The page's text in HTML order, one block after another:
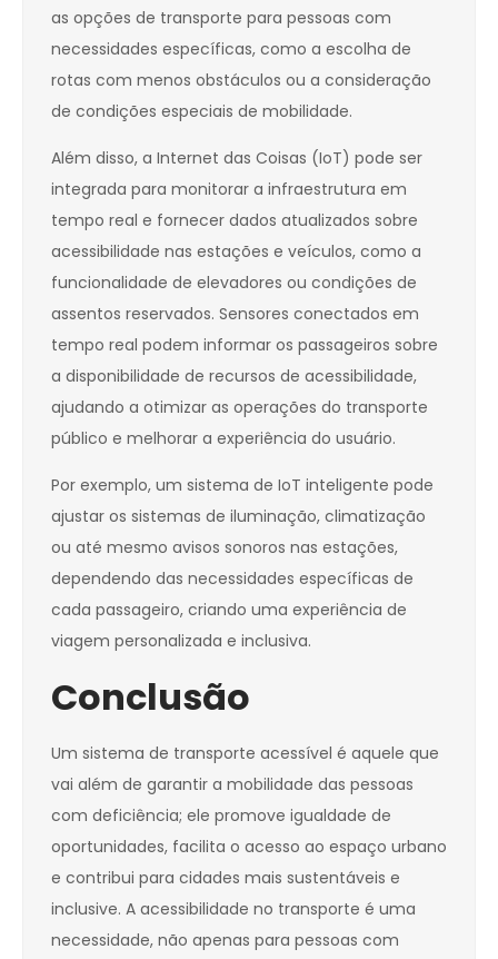
as opções de transporte para pessoas com
necessidades específicas, como a escolha de
rotas com menos obstáculos ou a consideração
de condições especiais de mobilidade.
Além disso, a Internet das Coisas (IoT) pode ser
integrada para monitorar a infraestrutura em
tempo real e fornecer dados atualizados sobre
acessibilidade nas estações e veículos, como a
funcionalidade de elevadores ou condições de
assentos reservados. Sensores conectados em
tempo real podem informar os passageiros sobre
a disponibilidade de recursos de acessibilidade,
ajudando a otimizar as operações do transporte
público e melhorar a experiência do usuário.
Por exemplo, um sistema de IoT inteligente pode
ajustar os sistemas de iluminação, climatização
ou até mesmo avisos sonoros nas estações,
dependendo das necessidades específicas de
cada passageiro, criando uma experiência de
viagem personalizada e inclusiva.
Conclusão
Um sistema de transporte acessível é aquele que
vai além de garantir a mobilidade das pessoas
com deficiência; ele promove igualdade de
oportunidades, facilita o acesso ao espaço urbano
e contribui para cidades mais sustentáveis e
inclusive. A acessibilidade no transporte é uma
necessidade, não apenas para pessoas com